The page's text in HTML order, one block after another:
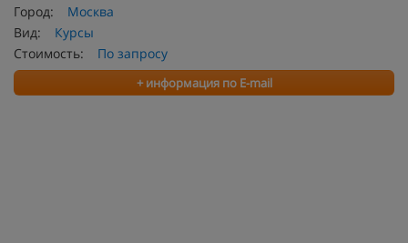
Город:
Москва
Вид:
Курсы
Стоимость:
По запросу
+ информация по E-mail